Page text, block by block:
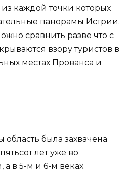
каждой точки которых
панорамы Истрии.
сравнить разве что с
взору туристов в
местах Прованса и
была захвачена
лет уже во
а в 5-м и 6-м веках